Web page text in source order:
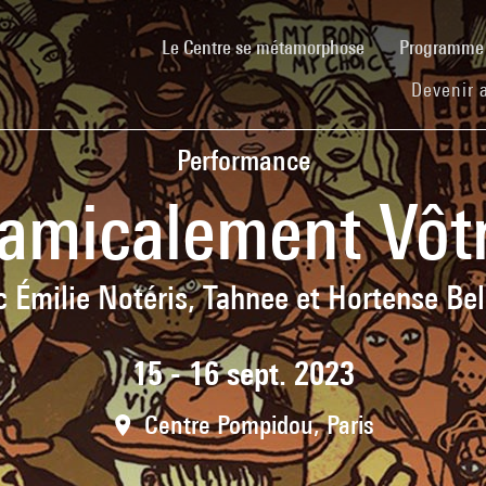
Le Centre se métamorphose(current)
Devenir
Performance
Émilie Notéris, Tahnee et Hortense
15 - 16 sept. 2023
Centre Pompidou, Paris